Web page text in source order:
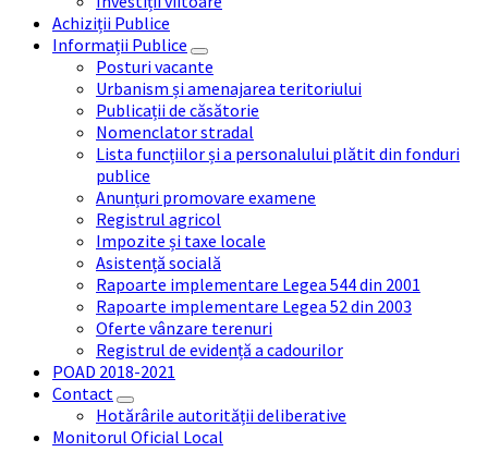
Achiziții Publice
Informații Publice
Posturi vacante
Urbanism și amenajarea teritoriului
Publicații de căsătorie
Nomenclator stradal
Lista funcțiilor și a personalului plătit din fonduri
publice
Anunțuri promovare examene
Registrul agricol
Impozite și taxe locale
Asistență socială
Rapoarte implementare Legea 544 din 2001
Rapoarte implementare Legea 52 din 2003
Oferte vânzare terenuri
Registrul de evidență a cadourilor
POAD 2018-2021
Contact
Hotărârile autorității deliberative
Monitorul Oficial Local